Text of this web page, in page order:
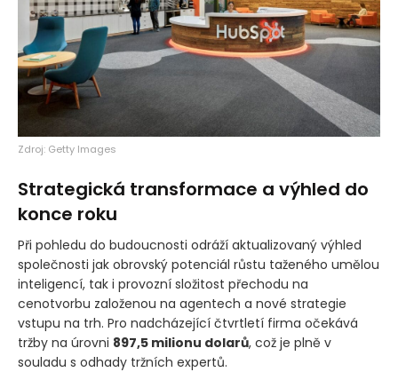
Zdroj: Getty Images
Strategická transformace a výhled do
konce roku
Při pohledu do budoucnosti odráží aktualizovaný výhled
společnosti jak obrovský potenciál růstu taženého umělou
inteligencí, tak i provozní složitost přechodu na
cenotvorbu založenou na agentech a nové strategie
vstupu na trh. Pro nadcházející čtvrtletí firma očekává
tržby na úrovni 897,5 milionu dolarů, což je plně v
souladu s odhady tržních expertů.